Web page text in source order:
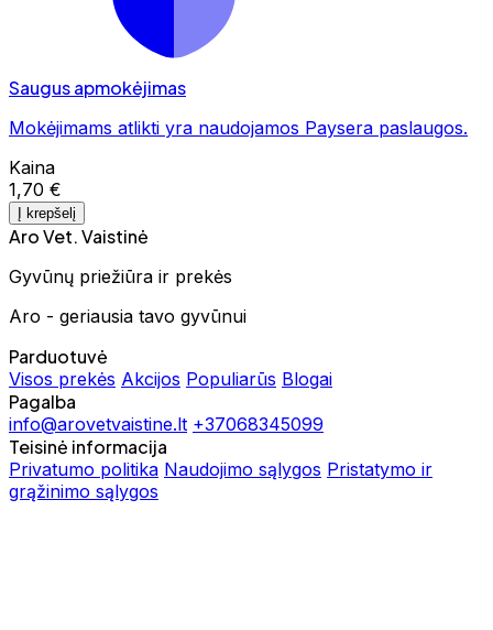
Saugus apmokėjimas
Mokėjimams atlikti yra naudojamos Paysera paslaugos.
Kaina
1,70 €
Į krepšelį
Aro Vet. Vaistinė
Gyvūnų priežiūra ir prekės
Aro - geriausia tavo gyvūnui
Parduotuvė
Visos prekės Akcijos Populiarūs Blogai
Pagalba
info@arovetvaistine.lt +37068345099
Teisinė informacija
Privatumo politika Naudojimo sąlygos Pristatymo ir
grąžinimo sąlygos